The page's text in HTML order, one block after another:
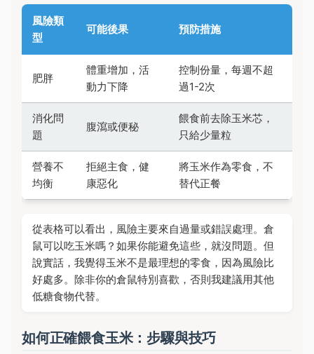
風險類
型
可能後果 預防措施
肥胖
體重增加，活
動力下降
控制份量，每週不超
過1-2次
消化問
題
腹瀉或便秘
餵食前去除玉米芯，
只給少量粒
營養不
均衡
拒絕主食，健
康惡化
將玉米作為零食，不
替代正餐
從表格可以看出，風險主要來自過量或錯誤處理。倉
鼠可以吃玉米嗎？如果你能避免這些，就沒問題。但
說實話，我覺得玉米不是最理想的零食，因為風險比
好處多。除非你的倉鼠特別喜歡，否則我建議用其他
低糖食物代替。
如何正確餵食玉米：步驟與技巧